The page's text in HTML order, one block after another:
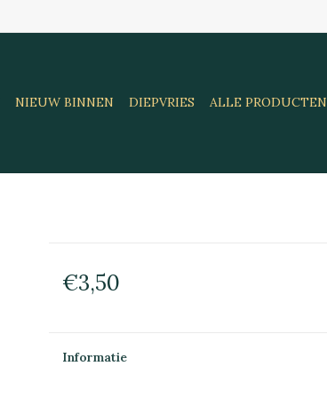
NIEUW BINNEN DIEPVRIES ALLE PRODUCTEN
€3,50
Informatie